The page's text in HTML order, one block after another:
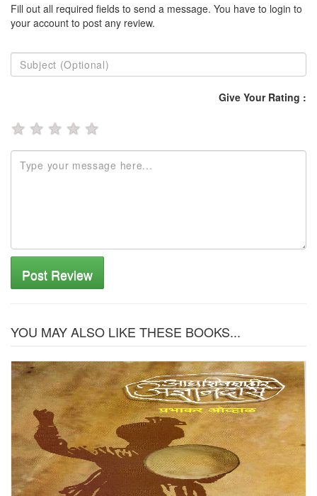
Fill out all required fields to send a message. You have to login to
your account to post any review.
Give Your Rating :
★ ★ ★ ★ ★
Post Review
YOU MAY ALSO LIKE THESE BOOKS...